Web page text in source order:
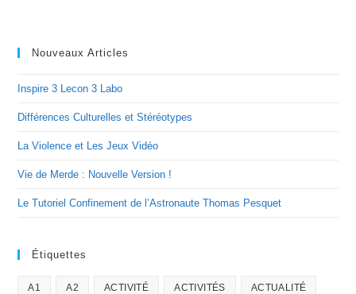
Nouveaux Articles
Inspire 3 Lecon 3 Labo
Différences Culturelles et Stéréotypes
La Violence et Les Jeux Vidéo
Vie de Merde : Nouvelle Version !
Le Tutoriel Confinement de l’Astronaute Thomas Pesquet
Étiquettes
A1 A2 ACTIVITÉ ACTIVITÉS ACTUALITÉ